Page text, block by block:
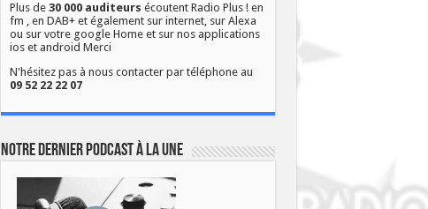
Plus de 30 000 auditeurs écoutent Radio Plus ! en
fm , en DAB+ et également sur internet, sur Alexa
ou sur votre google Home et sur nos applications
ios et android Merci
N'hésitez pas à nous contacter par téléphone au
09 52 22 22 07
Notre dernier podcast à la une